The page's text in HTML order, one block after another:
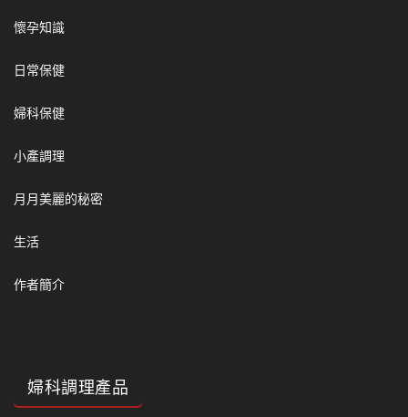
懷孕知識
日常保健
婦科保健
小產調理
月月美麗的秘密
生活
作者簡介
婦科調理產品